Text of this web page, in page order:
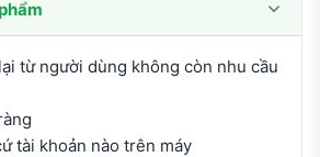
từ người dùng không còn nhu cầu
tài khoản nào trên máy